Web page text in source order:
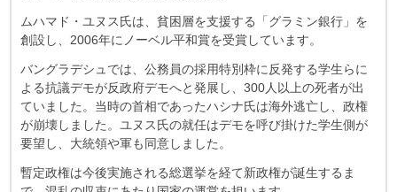
ムハマド・ユヌス氏は、貧困層を支援する「グラミン銀行」を
創設し、2006年にノーベル平和賞を受賞しています。
バングラデシュでは、公務員の採用特別枠に反発する学生らに
よる抗議デモが反政府デモへと発展し、300人以上の死者が出
ていました。当時の首相であったハシナ氏は海外逃亡し、政権
が崩壊しました。ユヌス氏の就任はデモを呼び掛けた学生側が
要望し、大統領や軍も同意しました。
暫定政権は今後実施される総選挙を経て新政権が誕生するま